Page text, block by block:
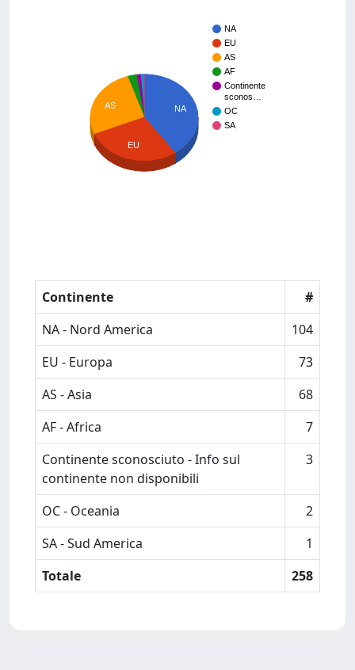
NA
EU
AS
AF
Continente
sconos…
OC
SA
NA
AS
EU
Continente
#
NA - Nord America
104
EU - Europa
73
AS - Asia
68
AF - Africa
7
Continente sconosciuto - Info sul
continente non disponibili
3
OC - Oceania
2
SA - Sud America
1
Totale
258